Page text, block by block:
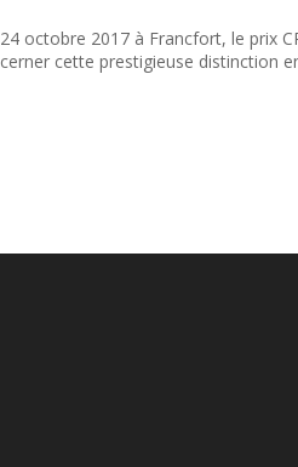
octobre 2017 à Francfort, le prix
cette prestigieuse distinction